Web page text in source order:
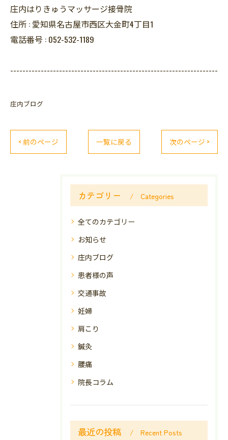
庄内はりきゅうマッサージ接骨院
住所 : 愛知県名古屋市西区大金町4丁目1
電話番号 : 052-532-1189
--------------------------------------------------------------------
庄内ブログ
< 前のページ 一覧に戻る 次のページ >
カテゴリー Categories
全てのカテゴリー
お知らせ
庄内ブログ
患者様の声
交通事故
妊婦
肩こり
鍼灸
腰痛
院長コラム
最近の投稿 Recent Posts